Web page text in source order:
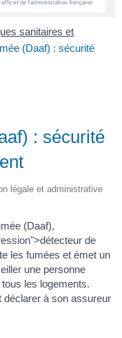
sanitaires et
(Daaf) : sécurité
: sécurité
légale et administrative
(Daaf),
de
les fumées et émet un
une personne
les logements.
déclarer à son assureur